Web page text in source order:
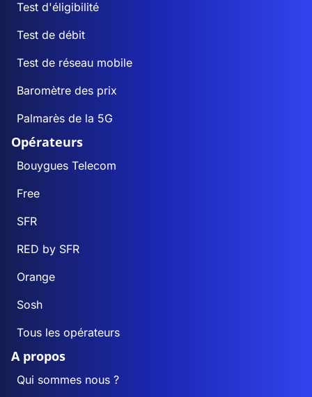
Test d'éligibilité
Test de débit
Test de réseau mobile
Baromètre des prix
Palmarès de la 5G
Opérateurs
Bouygues Telecom
Free
SFR
RED by SFR
Orange
Sosh
Tous les opérateurs
A propos
Qui sommes nous ?